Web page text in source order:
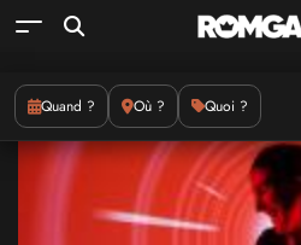
Quand ? Où ? Quoi ?